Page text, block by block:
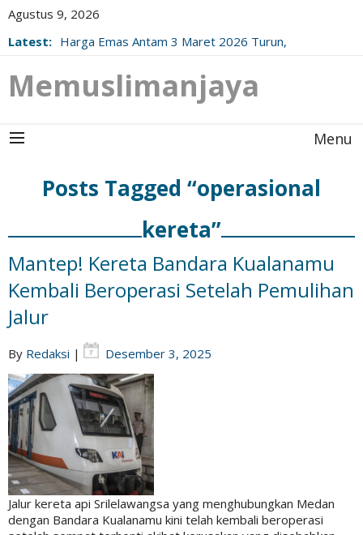
Agustus 9, 2026
Latest: Harga Emas Antam 3 Maret 2026 Turun,
Memuslimanjaya
Menu
Posts Tagged “operasional
kereta”
Mantep! Kereta Bandara Kualanamu
Kembali Beroperasi Setelah Pemulihan
Jalur
By Redaksi | Desember 3, 2025
Jalur kereta api Srilelawangsa yang menghubungkan Medan
dengan Bandara Kualanamu kini telah kembali beroperasi